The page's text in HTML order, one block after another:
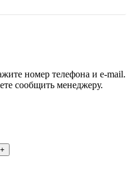
номер телефона и e-mail.
сообщить менеджеру.
+